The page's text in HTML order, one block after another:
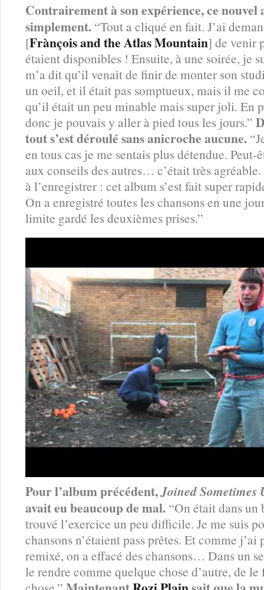
Contrairement à son expérience, ce
simplement. “Tout a cliqué en fait. J’ai
[Frànçois and the Atlas Mountain] de venir
étaient disponibles ! Ensuite, à une soirée, je
m’a dit qu’il venait de finir de monter son
un oeil, et il était pas somptueux, mais il me
qu’il était un peu minable mais super joli. En
donc je pouvais y aller à pied tous les jours.”
tout s’est déroulé sans anicroche aucune.
en tous cas je me sentais plus détendue.
aux conseils des autres… c’était très
à l’enregistrer : cet album s’est fait super
On a enregistré toutes les chansons en une
limite gardé les deuxièmes prises.”
Pour l’album précédent,Joined Sometimes
avait eu beaucoup de mal. “On était dans un
trouvé l’exercice un peu difficile. Je me suis
chansons n’étaient pass prêtes. Et comme j’ai
remixé, on a effacé des chansons… Dans un
le rendre comme quelque chose d’autre, de